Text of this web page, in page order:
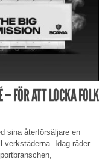
FÖR ATT LOCKA FOLK
sina återförsäljare en
verkstäderna. Idag råder